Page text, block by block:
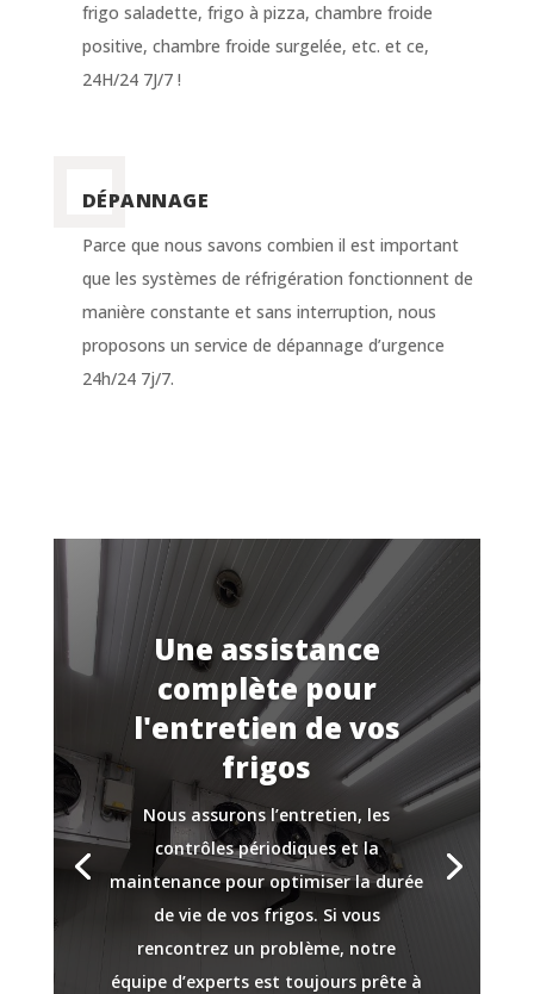
frigo saladette, frigo à pizza, chambre froide
positive, chambre froide surgelée, etc. et ce,
24H/24 7J/7 !
DÉPANNAGE
Parce que nous savons combien il est important
que les systèmes de réfrigération fonctionnent de
manière constante et sans interruption, nous
proposons un service de dépannage d’urgence
24h/24 7j/7.
Une assistance
complète pour
l'entretien de vos
frigos
Nous assurons l’entretien, les
contrôles périodiques et la
maintenance pour optimiser la durée
de vie de vos frigos. Si vous
rencontrez un problème, notre
équipe d’experts est toujours prête à